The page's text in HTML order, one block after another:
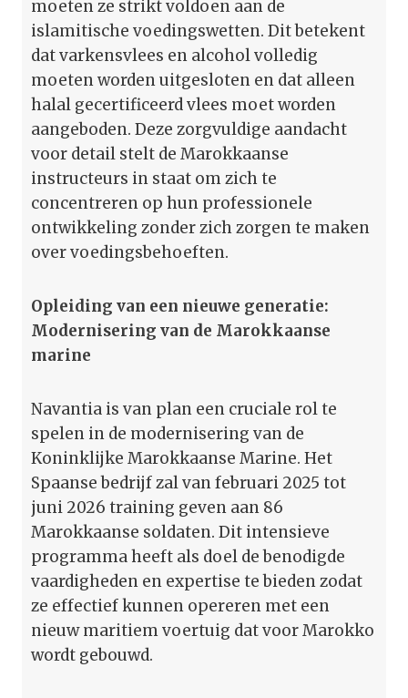
moeten ze strikt voldoen aan de
islamitische voedingswetten. Dit betekent
dat varkensvlees en alcohol volledig
moeten worden uitgesloten en dat alleen
halal gecertificeerd vlees moet worden
aangeboden. Deze zorgvuldige aandacht
voor detail stelt de Marokkaanse
instructeurs in staat om zich te
concentreren op hun professionele
ontwikkeling zonder zich zorgen te maken
over voedingsbehoeften.
Opleiding van een nieuwe generatie:
Modernisering van de Marokkaanse
marine
Navantia is van plan een cruciale rol te
spelen in de modernisering van de
Koninklijke Marokkaanse Marine. Het
Spaanse bedrijf zal van februari 2025 tot
juni 2026 training geven aan 86
Marokkaanse soldaten. Dit intensieve
programma heeft als doel de benodigde
vaardigheden en expertise te bieden zodat
ze effectief kunnen opereren met een
nieuw maritiem voertuig dat voor Marokko
wordt gebouwd.